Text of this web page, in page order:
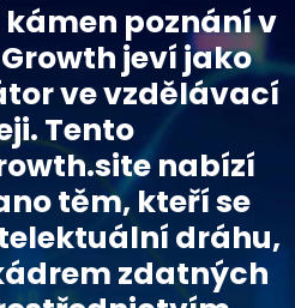
poznání v
jeví jako
ve vzdělávací
Tento
nabízí
těm, kteří se
dráhu,
zdatných